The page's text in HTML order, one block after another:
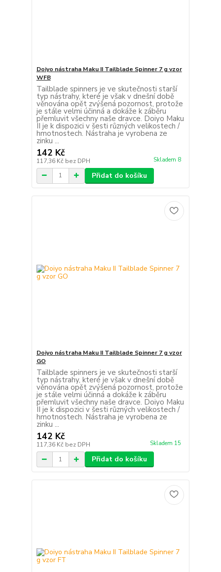
Doiyo nástraha Maku II Tailblade Spinner 7 g vzor
WFB
Tailblade spinners je ve skutečnosti starší
typ nástrahy, které je však v dnešní době
věnována opět zvýšená pozornost, protože
je stále velmi účinná a dokáže k záběru
přemluvit všechny naše dravce. Doiyo Maku
II je k dispozici v šesti různých velikostech /
hmotnostech. Nástraha je vyrobena ze
zinku ...
142 Kč
117,36 Kč bez DPH Skladem 8
Přidat do košíku
Doiyo nástraha Maku II Tailblade Spinner 7 g vzor
GO
Tailblade spinners je ve skutečnosti starší
typ nástrahy, které je však v dnešní době
věnována opět zvýšená pozornost, protože
je stále velmi účinná a dokáže k záběru
přemluvit všechny naše dravce. Doiyo Maku
II je k dispozici v šesti různých velikostech /
hmotnostech. Nástraha je vyrobena ze
zinku ...
142 Kč
117,36 Kč bez DPH Skladem 15
Přidat do košíku